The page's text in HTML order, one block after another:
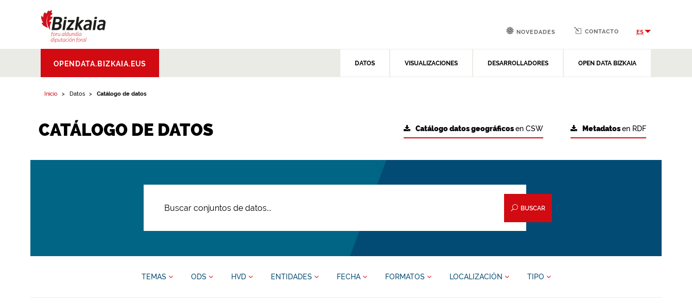
Aldundia.Diputacion
Foral de Bizkaia
OPENDATA.BIZKAIA.EUS DATOS VISUALIZACIONES DESARROLLADORES OPEN DATA BIZKAIA
NOVEDADES CONTACTO ES
Inicio Datos Catálogo de datos
CATÁLOGO DE DATOS Metadatosen RDF
Catálogo datos geográficosen CSW
BUSCAR
TEMAS ODS HVD ENTIDADES FECHA FORMATOS LOCALIZACIÓN TIPO